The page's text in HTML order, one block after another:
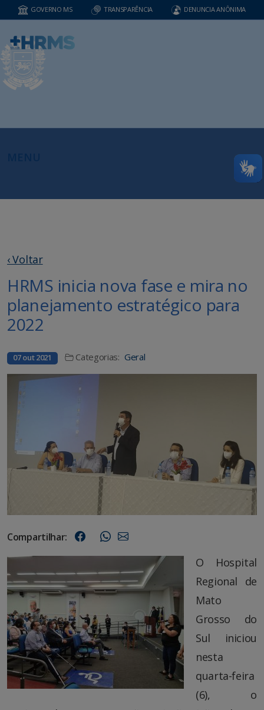
GOVERNO MS TRANSPARÊNCIA DENUNCIA ANÔNIMA
‹ Voltar
HRMS inicia nova fase e mira no
planejamento estratégico para
2022
07 out 2021 Categorias: Geral
Compartilhar:
O Hospital
Regional de
Mato
Grosso do
Sul iniciou
nesta
quarta-feira
(6), o